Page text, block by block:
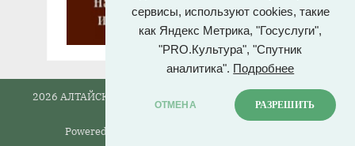
сервисы, используют cookies, такие
как Яндекс Метрика, "Госуслуги",
"PRO.Культура", "Спутник
аналитика". Подробнее
ОТМЕНА РАЗРЕШИТЬ
2026 АЛТАЙСКИЙ ГОСУДАРСТВЕННЫЙ ДОМ НАРОДНОГО
Powered by